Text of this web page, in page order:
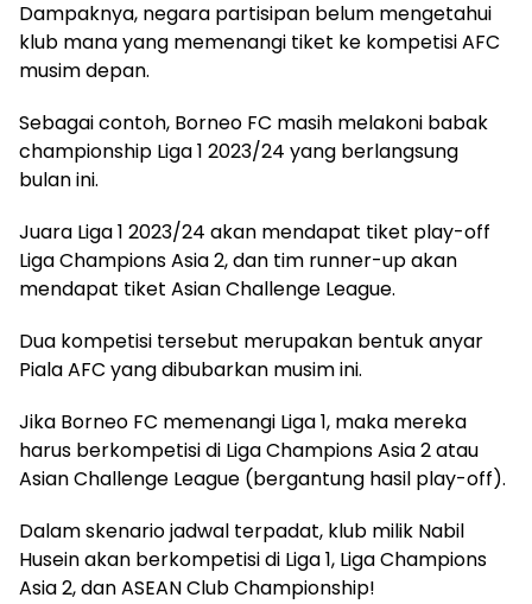
Dampaknya, negara partisipan belum mengetahui
klub mana yang memenangi tiket ke kompetisi AFC
musim depan.
Sebagai contoh, Borneo FC masih melakoni babak
championship Liga 1 2023/24 yang berlangsung
bulan ini.
Juara Liga 1 2023/24 akan mendapat tiket play-off
Liga Champions Asia 2, dan tim runner-up akan
mendapat tiket Asian Challenge League.
Dua kompetisi tersebut merupakan bentuk anyar
Piala AFC yang dibubarkan musim ini.
Jika Borneo FC memenangi Liga 1, maka mereka
harus berkompetisi di Liga Champions Asia 2 atau
Asian Challenge League (bergantung hasil play-off).
Dalam skenario jadwal terpadat, klub milik Nabil
Husein akan berkompetisi di Liga 1, Liga Champions
Asia 2, dan ASEAN Club Championship!